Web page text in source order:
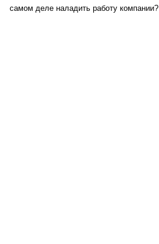
самом деле наладить работу компании?